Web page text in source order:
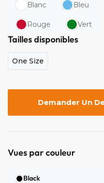
Blanc Bleu
Rouge Vert
Tailles disponibles
One Size
Demander Un
Vues par couleur
Black